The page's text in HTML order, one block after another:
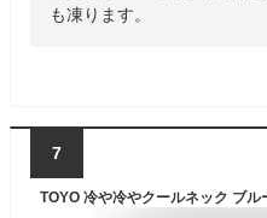
も凍ります。
7
TOYO 冷や冷やクールネック ブル